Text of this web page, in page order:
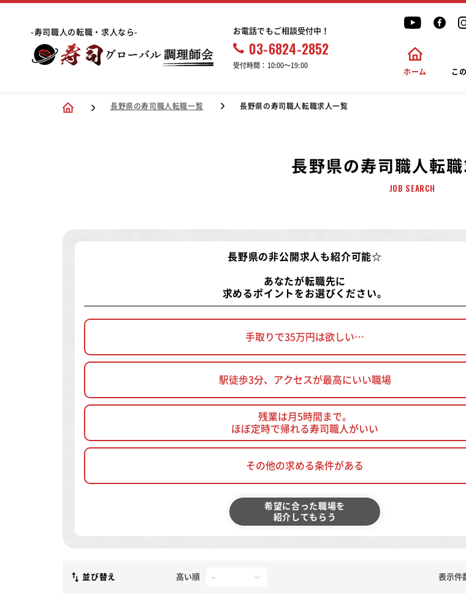
-寿司職人の転職・求人なら- お電話でもご相談受付中！
03-6824-2852
受付時間：10:00〜19:00
ホーム こ
長野県の寿司職人転職一覧 長野県の寿司職人転職求人一覧
長野県の寿司職人転
JOB SEARCH
長野県の非公開求人 も紹介可能☆
あなたが転職先に
求めるポイントをお選びください。
手取りで35万円は欲しい…
駅徒歩3分、アクセスが最高にいい職場
残業は月5時間まで。
ほぼ定時で帰れる寿司職人がいい
その他の求める条件がある
希望に合った職場を
紹介してもらう
並び替え 高い順 表示件